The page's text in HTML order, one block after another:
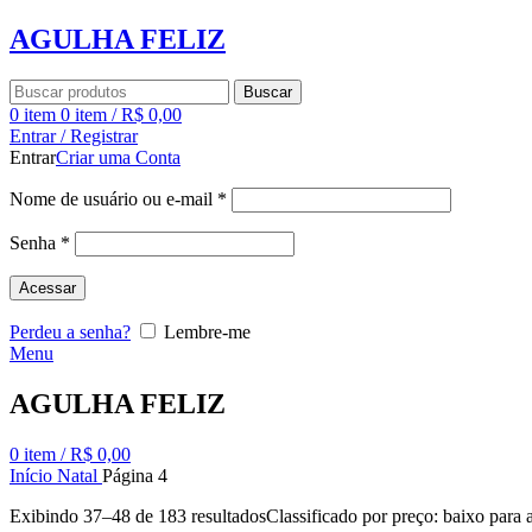
AGULHA FELIZ
Buscar
0 item 0 item / R$ 0,00
Entrar / Registrar
EntrarCriar uma Conta
Nome de usuário ou e-mail *
Senha *
Acessar
Perdeu a senha?
Lembre-me
Menu
AGULHA FELIZ
0 item / R$ 0,00
Início Natal Página 4
Exibindo 37–48 de 183 resultadosClassificado por preço: baixo para